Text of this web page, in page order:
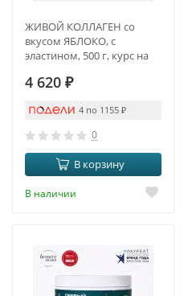
ЖИВОЙ КОЛЛАГЕН со
вкусом ЯБЛОКО, с
эластином, 500 г, курс на
4 620 ₽
4 по 1155 ₽
0
В корзину
В наличии